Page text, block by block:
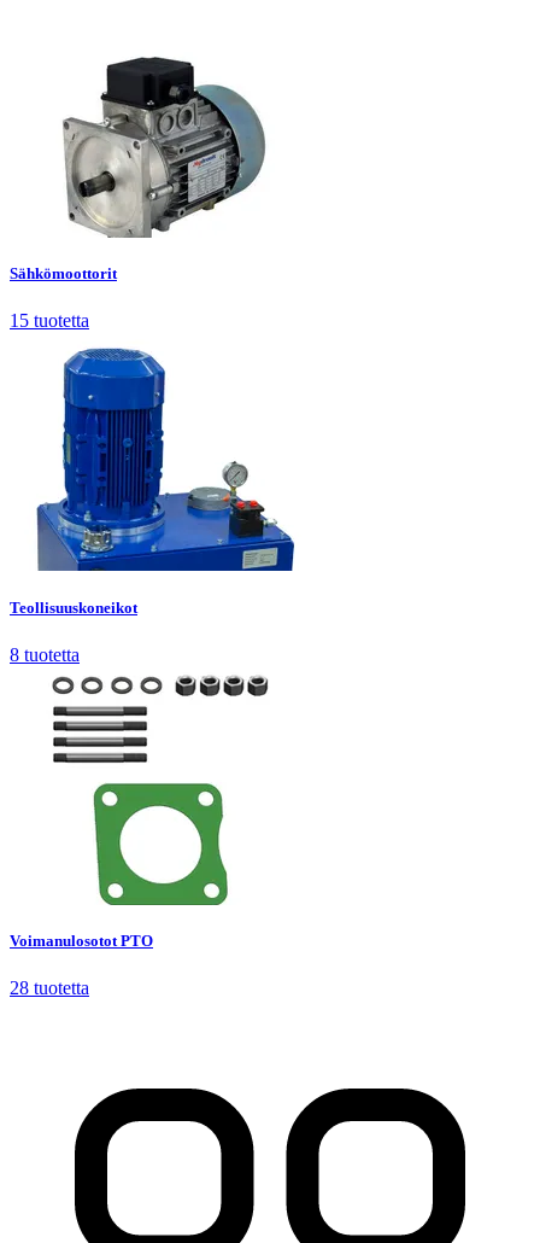
Sähkömoottorit15 tuotetta
Sähkömoottorit
15 tuotetta
Teollisuuskoneikot8 tuotetta
Teollisuuskoneikot
8 tuotetta
Voimanulosotot PTO tuotetta
Voimanulosotot PTO
28 tuotetta